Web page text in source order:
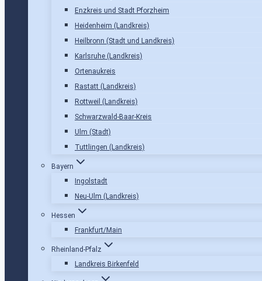
Enzkreis und Stadt Pforzheim
Heidenheim (Landkreis)
Heilbronn (Stadt und Landkreis)
Karlsruhe (Landkreis)
Ortenaukreis
Rastatt (Landkreis)
Rottweil (Landkreis)
Schwarzwald-Baar-Kreis
Ulm (Stadt)
Tuttlingen (Landkreis)
Bayern
Ingolstadt
Neu-Ulm (Landkreis)
Hessen
Frankfurt/Main
Rheinland-Pfalz
Landkreis Birkenfeld